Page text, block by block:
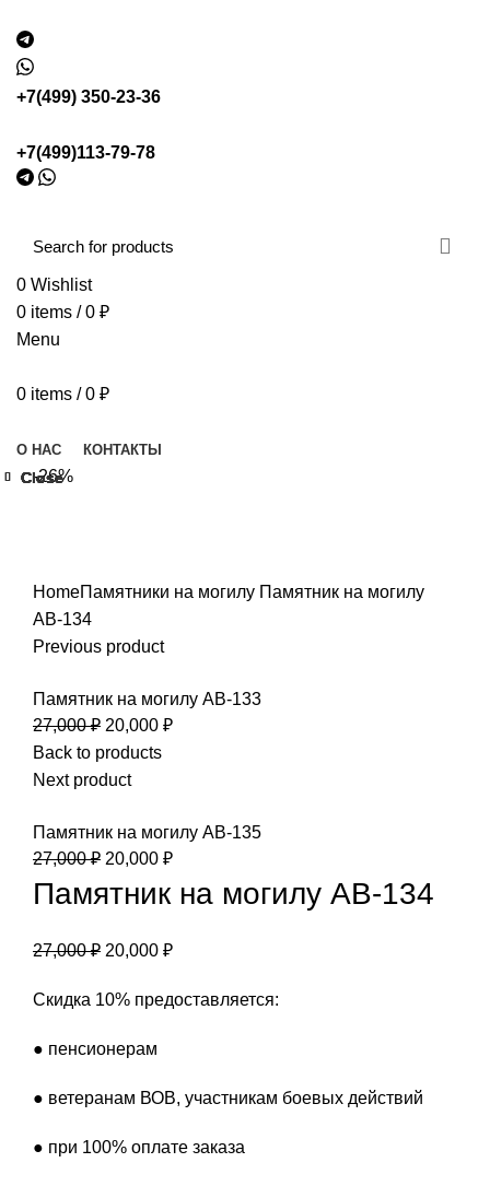
+7(499) 350-23-36
+7(499)113-79-78
0 Wishlist
0 items / 0 ₽
Menu
0 items / 0 ₽
О НАС КОНТАКТЫ
-26%
HomeПамятники на могилу Памятник на могилу
АВ-134
Previous product
Памятник на могилу АВ-133
27,000₽ 20,000 ₽
Back to products
Next product
Памятник на могилу АВ-135
27,000₽ 20,000 ₽
Памятник на могилу АВ-134
27,000₽ 20,000 ₽
Скидка 10% предоставляется:
● пенсионерам
● ветеранам ВОВ, участникам боевых действий
● при 100% оплате заказа
Close
Close
Close
Close
Close
Close
Close
Close